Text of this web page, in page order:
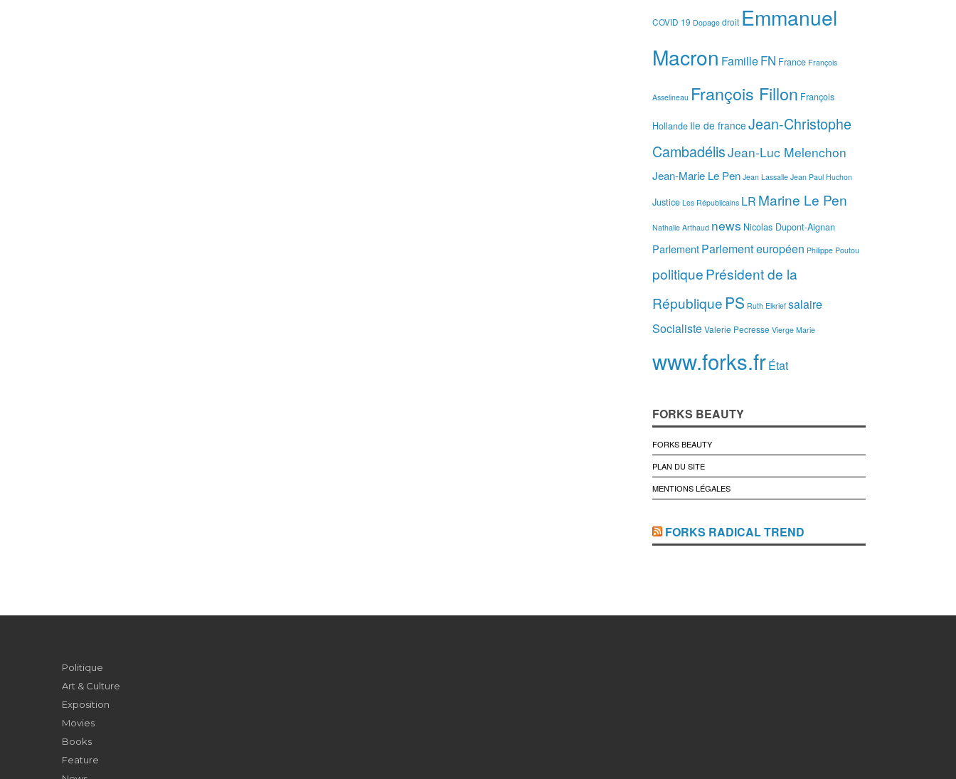
COVID 19 Dopage droit Emmanuel
Macron FamilleFN France François
Asselineau François Fillon François
Hollande Ile de france Jean-Christophe
CambadélisJean-Luc Melenchon
Jean-Marie Le Pen Jean Lassalle Jean Paul Huchon
Justice Les Républicains LR Marine Le Pen
Nathalie Arthaud news Nicolas Dupont-Aignan
ParlementParlement européen Philippe Poutou
politiquePrésident de la
République PS Ruth Elkrief salaire
SocialisteValerie Pecresse Vierge Marie
www.forks.frÉtat
FORKS BEAUTY
FORKS BEAUTY
PLAN DU SITE
MENTIONS LÉGALES
FORKS RADICAL TREND
Politique
Art & Culture
Exposition
Movies
Books
Feature